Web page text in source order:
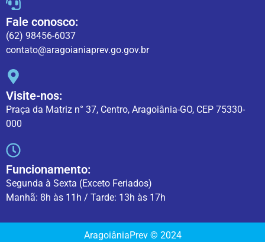
Fale conosco:
(62) 98456-6037
contato@aragoianiaprev.go.gov.br
Visite-nos:
Praça da Matriz n° 37, Centro, Aragoiânia-GO, CEP 75330-
000
Funcionamento:
Segunda à Sexta (Exceto Feriados)
Manhã: 8h às 11h / Tarde: 13h às 17h
AragoiâniaPrev © 2024